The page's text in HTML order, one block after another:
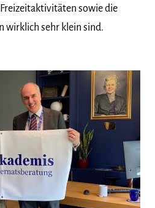
sowie die
wirklich sehr klein sind.